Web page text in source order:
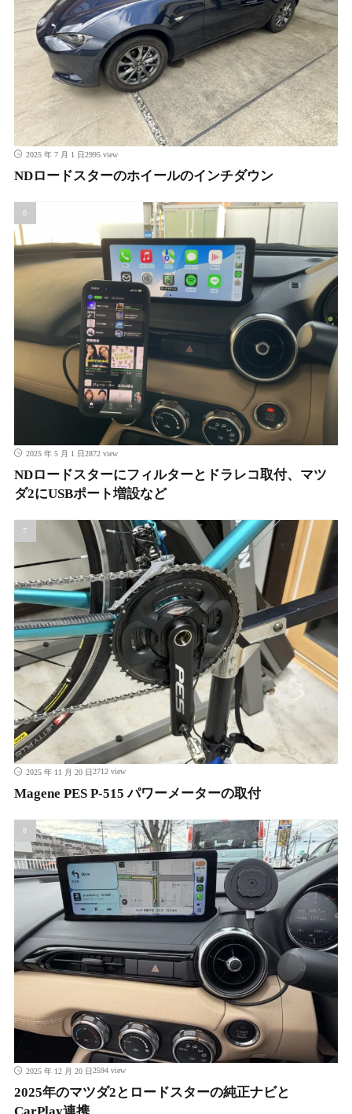
2025 年 7 月 1 日2995 view
NDロードスターのホイールのインチダウン
2025 年 5 月 1 日2872 view
NDロードスターにフィルターとドラレコ取付、マツ
ダ2にUSBポート増設など
2025 年 11 月 20 日2712 view
Magene PES P-515 パワーメーターの取付
2025 年 12 月 20 日2594 view
2025年のマツダ2とロードスターの純正ナビと